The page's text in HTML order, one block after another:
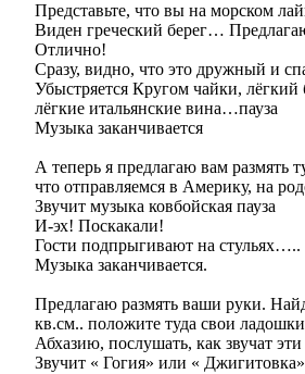
Представьте, что вы на морском
Виден греческий берег…
Отлично!
Сразу, видно, что это дружный и
Убыстряется Кругом чайки,
лёгкие итальянские вина…пауза
Музыка заканчивается
А теперь я предлагаю вам размять
что отправляемся в Америку, на
Звучит музыка ковбойская пауза
И-эх! Поскакали!
Гости подпрыгивают на стульях…..
Музыка заканчивается.
Предлагаю размять ваши руки.
кв.см.. положите туда свои
Абхазию, послушать, как звучат
Звучит « Гогия» или «